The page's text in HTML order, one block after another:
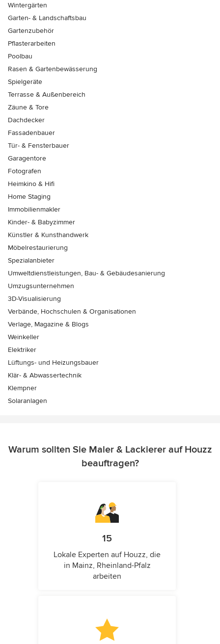
Wintergärten
Garten- & Landschaftsbau
Gartenzubehör
Pflasterarbeiten
Poolbau
Rasen & Gartenbewässerung
Spielgeräte
Terrasse & Außenbereich
Zäune & Tore
Dachdecker
Fassadenbauer
Tür- & Fensterbauer
Garagentore
Fotografen
Heimkino & Hifi
Home Staging
Immobilienmakler
Kinder- & Babyzimmer
Künstler & Kunsthandwerk
Möbelrestaurierung
Spezialanbieter
Umweltdienstleistungen, Bau- & Gebäudesanierung
Umzugsunternehmen
3D-Visualisierung
Verbände, Hochschulen & Organisationen
Verlage, Magazine & Blogs
Weinkeller
Elektriker
Lüftungs- und Heizungsbauer
Klär- & Abwassertechnik
Klempner
Solaranlagen
Warum sollten Sie Maler & Lackierer auf Houzz
beauftragen?
15
Lokale Experten auf Houzz, die
in Mainz, Rheinland-Pfalz
arbeiten